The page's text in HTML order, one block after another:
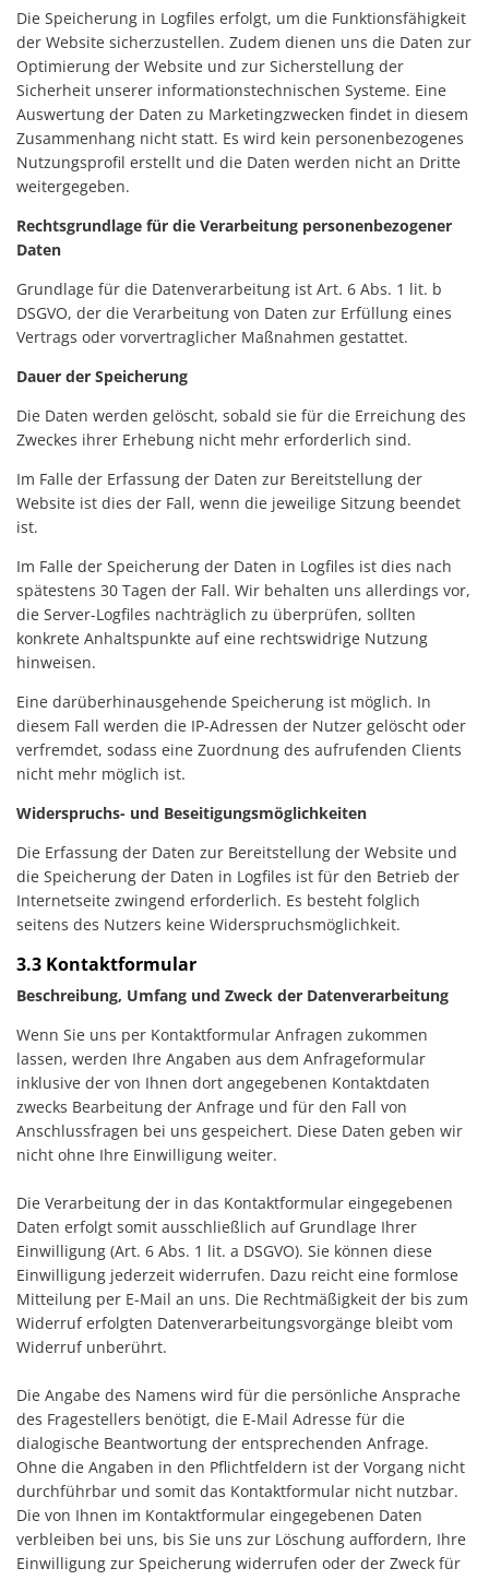
Die Speicherung in Logfiles erfolgt, um die Funktionsfähigkeit
der Website sicherzustellen. Zudem dienen uns die Daten zur
Optimierung der Website und zur Sicherstellung der
Sicherheit unserer informationstechnischen Systeme. Eine
Auswertung der Daten zu Marketingzwecken findet in diesem
Zusammenhang nicht statt. Es wird kein personenbezogenes
Nutzungsprofil erstellt und die Daten werden nicht an Dritte
weitergegeben.
Rechtsgrundlage für die Verarbeitung personenbezogener
Daten
Grundlage für die Datenverarbeitung ist Art. 6 Abs. 1 lit. b
DSGVO, der die Verarbeitung von Daten zur Erfüllung eines
Vertrags oder vorvertraglicher Maßnahmen gestattet.
Dauer der Speicherung
Die Daten werden gelöscht, sobald sie für die Erreichung des
Zweckes ihrer Erhebung nicht mehr erforderlich sind.
Im Falle der Erfassung der Daten zur Bereitstellung der
Website ist dies der Fall, wenn die jeweilige Sitzung beendet
ist.
Im Falle der Speicherung der Daten in Logfiles ist dies nach
spätestens 30 Tagen der Fall. Wir behalten uns allerdings vor,
die Server-Logfiles nachträglich zu überprüfen, sollten
konkrete Anhaltspunkte auf eine rechtswidrige Nutzung
hinweisen.
Eine darüberhinausgehende Speicherung ist möglich. In
diesem Fall werden die IP-Adressen der Nutzer gelöscht oder
verfremdet, sodass eine Zuordnung des aufrufenden Clients
nicht mehr möglich ist.
Widerspruchs- und Beseitigungsmöglichkeiten
Die Erfassung der Daten zur Bereitstellung der Website und
die Speicherung der Daten in Logfiles ist für den Betrieb der
Internetseite zwingend erforderlich. Es besteht folglich
seitens des Nutzers keine Widerspruchsmöglichkeit.
3.3 Kontaktformular
Beschreibung, Umfang und Zweck der Datenverarbeitung
Wenn Sie uns per Kontaktformular Anfragen zukommen
lassen, werden Ihre Angaben aus dem Anfrageformular
inklusive der von Ihnen dort angegebenen Kontaktdaten
zwecks Bearbeitung der Anfrage und für den Fall von
Anschlussfragen bei uns gespeichert. Diese Daten geben wir
nicht ohne Ihre Einwilligung weiter.
Die Verarbeitung der in das Kontaktformular eingegebenen
Daten erfolgt somit ausschließlich auf Grundlage Ihrer
Einwilligung (Art. 6 Abs. 1 lit. a DSGVO). Sie können diese
Einwilligung jederzeit widerrufen. Dazu reicht eine formlose
Mitteilung per E-Mail an uns. Die Rechtmäßigkeit der bis zum
Widerruf erfolgten Datenverarbeitungsvorgänge bleibt vom
Widerruf unberührt.
Die Angabe des Namens wird für die persönliche Ansprache
des Fragestellers benötigt, die E-Mail Adresse für die
dialogische Beantwortung der entsprechenden Anfrage.
Ohne die Angaben in den Pflichtfeldern ist der Vorgang nicht
durchführbar und somit das Kontaktformular nicht nutzbar.
Die von Ihnen im Kontaktformular eingegebenen Daten
verbleiben bei uns, bis Sie uns zur Löschung auffordern, Ihre
Einwilligung zur Speicherung widerrufen oder der Zweck für